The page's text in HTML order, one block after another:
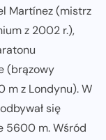
Martínez (mistrz
z 2002 r.),
(brązowy
m z Londynu). W
się
5600 m. Wśród